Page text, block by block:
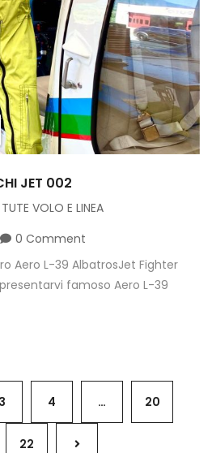
JET 002
TUTE VOLO E LINEA
0 Comment
Aero L-39 AlbatrosJet Fighter
famoso Aero L-39
3 4 … 20
22